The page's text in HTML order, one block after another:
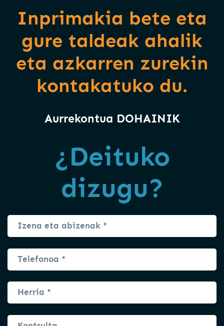
Inprimakia bete eta
gure taldeak ahalik
eta azkarren zurekin
kontakatuko du.
Aurrekontua DOHAINIK
¿Deituko
dizugu?